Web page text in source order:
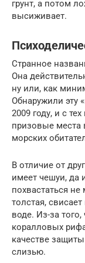
грунт, а потом
высиживает.
Странное
Она
ну или, как
Обнаружили эту
2009 году, и с
призовые места
морских
В отличие от
имеет чешуи, да
похвастаться
толстая,
воде. Из-за
коралловых
качестве
слизью.